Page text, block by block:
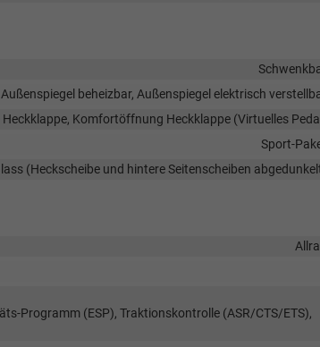
beheizbar, Außenspiegel elektrisch
Heckklappe, Komfortöffnung Heckklappe (Virtuelles
Sport-
(Heckscheibe und hintere Seitenscheiben
Programm (ESP), Traktionskontrolle (ASR/CTS/ETS),